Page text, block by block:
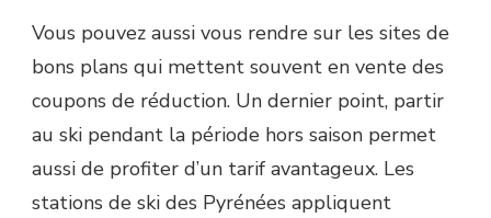
Vous pouvez aussi vous rendre sur les sites de
bons plans qui mettent souvent en vente des
coupons de réduction. Un dernier point, partir
au ski pendant la période hors saison permet
aussi de profiter d’un tarif avantageux. Les
stations de ski des Pyrénées appliquent